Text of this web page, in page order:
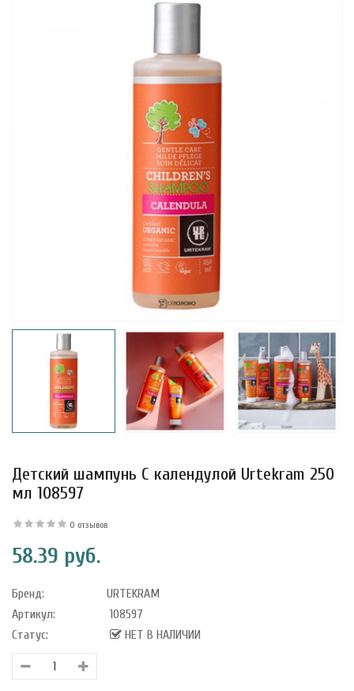
с
75 мл
Детский шампунь С календулой Urtekram 250
мл 108597
0 отзывов
58.39 руб.
Бренд:
URTEKRAM
Артикул:
108597
Статус:
НЕТ В НАЛИЧИИ